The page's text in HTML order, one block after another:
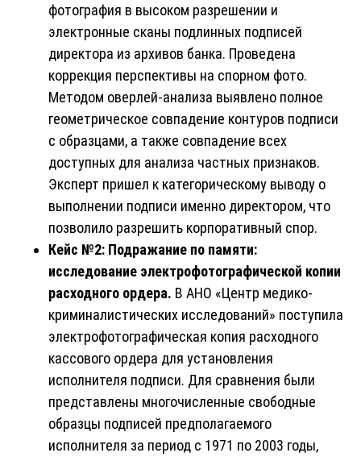
фотография в высоком разрешении и
электронные сканы подлинных подписей
директора из архивов банка. Проведена
коррекция перспективы на спорном фото.
Методом оверлей-анализа выявлено полное
геометрическое совпадение контуров подписи
с образцами, а также совпадение всех
доступных для анализа частных признаков.
Эксперт пришел к категорическому выводу о
выполнении подписи именно директором, что
позволило разрешить корпоративный спор.
Кейс №2: Подражание по памяти:
исследование электрофотографической копии
расходного ордера. В АНО «Центр медико-
криминалистических исследований» поступила
электрофотографическая копия расходного
кассового ордера для установления
исполнителя подписи. Для сравнения были
представлены многочисленные свободные
образцы подписей предполагаемого
исполнителя за период с 1971 по 2003 годы,